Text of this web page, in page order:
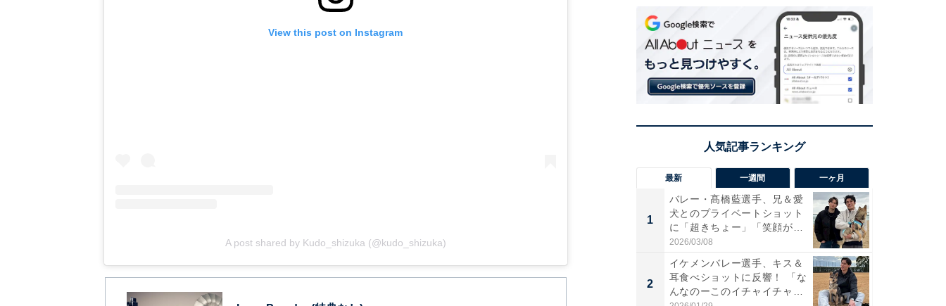
View this post on Instagram
A post shared by Kudo_shizuka (@kudo_shizuka)
最新 一週間 一ヶ月
1
バレー・髙橋藍選手、兄＆愛
犬とのプライベートショット
に「超きちょー」「笑顔が見
れ...
2026/03/08
2
イケメンバレー選手、キス＆
耳食べショットに反響！ 「な
んなのーこのイチャイチャ